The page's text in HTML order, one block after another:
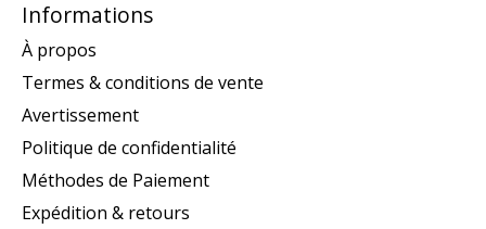
Informations
À propos
Termes & conditions de vente
Avertissement
Politique de confidentialité
Méthodes de Paiement
Expédition & retours